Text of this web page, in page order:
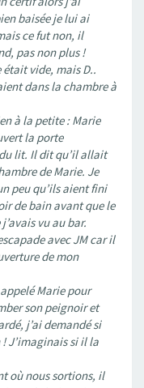
baisée je lui ai
ce fut non, il
pas non plus !
vide, mais D..
dans la chambre à
à la petite : Marie
la porte
lit. Il dit qu’il allait
de Marie. Je
peu qu’ils aient fini
de bain avant que le
vu au bar.
avec JM car il
de mon
Marie pour
son peignoir et
j’ai demandé si
J’imaginais si il la
où nous sortions, il